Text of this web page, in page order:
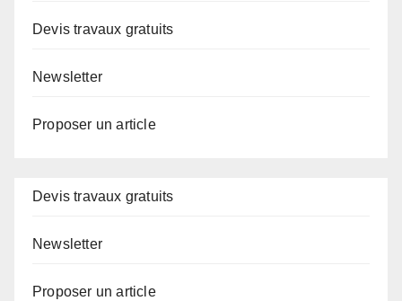
Devis travaux gratuits
Newsletter
Proposer un article
Devis travaux gratuits
Newsletter
Proposer un article